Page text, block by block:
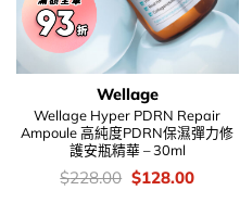
Wellage
Wellage Hyper PDRN Repair
Ampoule 高純度PDRN保濕彈力修
護安瓶精華 – 30ml
價
錢：
$228.00 Original
price
$128.00Current